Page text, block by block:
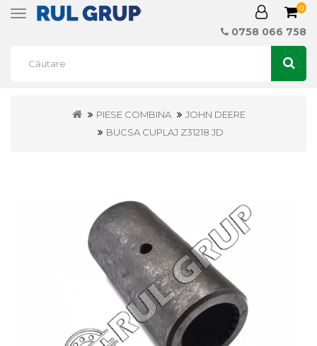
Toggle
0
0758 066 758
PIESE COMBINA
JOHN DEERE
BUCSA CUPLAJ Z31218 JD